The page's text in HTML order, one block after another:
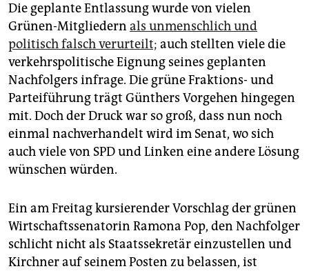
Die geplante Entlassung wurde von vielen
Grünen-Mitgliedern als unmenschlich und
politisch falsch verurteilt; auch stellten viele die
verkehrspolitische Eignung seines geplanten
Nachfolgers infrage. Die grüne Fraktions- und
Parteiführung trägt Günthers Vorgehen hingegen
mit. Doch der Druck war so groß, dass nun noch
einmal nachverhandelt wird im Senat, wo sich
auch viele von SPD und Linken eine andere Lösung
wünschen würden.
Ein am Freitag kursierender Vorschlag der grünen
Wirtschaftssenatorin Ramona Pop, den Nachfolger
schlicht nicht als Staatssekretär einzustellen und
Kirchner auf seinem Posten zu belassen, ist